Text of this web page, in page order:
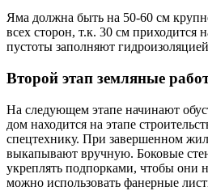
Яма должна быть на 50-60 см
всех сторон, т.к. 30 см приходится
пустоты заполняют
Второй этап земляные
На следующем этапе начинают
дом находится на этапе
спецтехнику. При завершенном
выкапывают вручную. Боковые
укреплять подпорками, чтобы они
можно использовать фанерные